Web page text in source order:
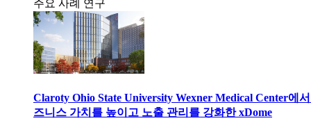
주요 사례 연구
Claroty Ohio State University Wexner Medical Center에
즈니스 가치를 높이고 노출 관리를 강화한 xDome